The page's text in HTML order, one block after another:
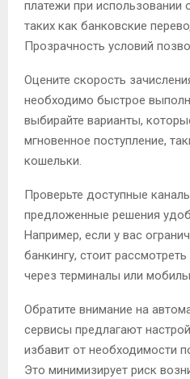
платежи при использовании
таких как банковские
Прозрачность условий
Оцените скорость
необходимо быстрое
выбирайте варианты,
мгновенное поступление,
кошельки.
Проверьте доступные
предложенные решения
Например, если у вас
банкингу, стоит
через терминалы или
Обратите внимание на
сервисы предлагают
избавит от необходимости
Это минимизирует риск